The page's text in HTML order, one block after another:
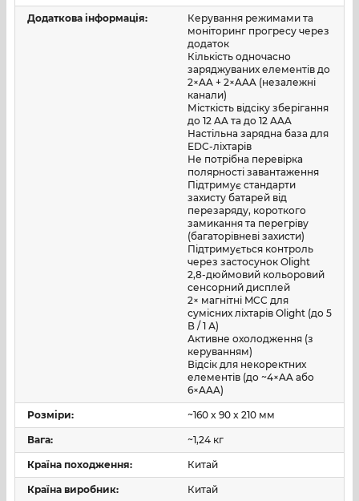
сенсорний дисплей 2,8", де видно: тип елемента,
рівень заряду, процес заряджання та попередження
про помилки. Також підтримується контроль через
застосунок Olight (статуси по кожному елементу та
загальна картина зарядного циклу).
—дві магнітні зарядні
для сумісних ліхтарів Olight. Фактично це
ще й компактна настільна зарядна база для EDC-
ліхтарів, коли потрібно заряджати не лише AA/AAA.
Практична цінність для користувача
: мінімум ручних дій, жодної
плутанини з «плюсом/мінусом».
: видно, які елементи ще «живі», а
Порядок і швидкий доступ: акумулятори
відсортовані й зібрані в одному місці.
: один пристрій закриває AA/AAA
Ni-MH і фірмові AA Li-ion 1,5 В Olight.
Рішення “для дому і спорядження”: особливо
корисно, коли в господарстві є ліхтарі та дрібна
електроніка на AA/AAA.
Додаткова інформація:
Керування режимами та
моніторинг прогресу через
додаток
Кількість одночасно
заряджуваних елементів до
2×AA + 2×AAA (незалежні
канали)
Місткість відсіку зберігання
до 12 AA та до 12 AAA
Настільна зарядна база для
EDC-ліхтарів
Не потрібна перевірка
полярності завантаження
Підтримує стандарти
захисту батарей від
перезаряду, короткого
замикання та перегріву
(багаторівневі захисти)
Підтримується контроль
через застосунок Olight
2,8-дюймовий кольоровий
сенсорний дисплей
2× магнітні MCC для
сумісних ліхтарів Olight (до 5
В / 1 А)
Активне охолодження (з
керуванням)
Відсік для некоректних
елементів (до ~4×AA або
6×AAA)
Розміри: ~160 x 90 x 210 мм
Вага: ~1,24 кг
Країна походження: Китай
Країна виробник: Китай